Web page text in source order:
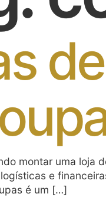
montar uma loja
e
é um […]